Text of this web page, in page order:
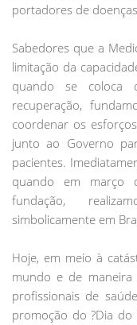
portadores de
Sabedores que a
limitação da
quando se coloca
recuperação,
coordenar os
junto ao Governo
pacientes.
quando em março
fundação,
simbolicamente em
Hoje, em meio à
mundo e de maneira
profissionais de
promoção do ?Dia do